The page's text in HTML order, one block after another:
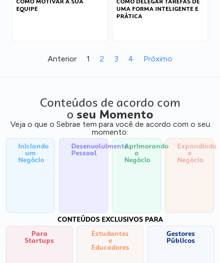
EQUIPE
UMA FORMA INTELIGENTE E
PRÁTICA
Anterior 1 2 3 4 Próximo
Conteúdos de acordo com
o seu Momento
Veja o que o Sebrae tem para você de acordo com o seu
momento:
Iniciando
um
Negócio
Desenvolvimento
Pessoal
Aprimorando
o
Negócio
Expandindo
o
Negócio
CONTEÚDOS EXCLUSIVOS PARA
Para
Startups
Estudantes
e
Educadores
Gestores
Públicos